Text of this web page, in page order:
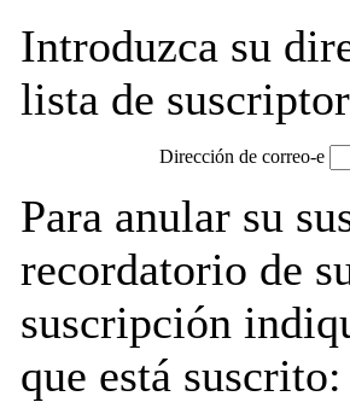
Introduzca su
lista de
Dirección de correo-e
Para anular su
recordatorio de
suscripción
que está suscrito: